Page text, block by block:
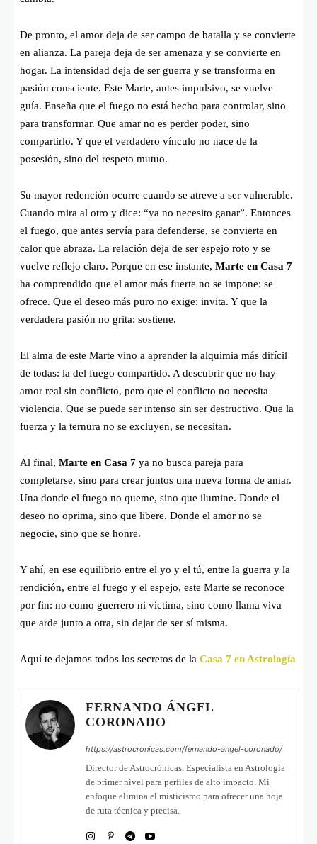
De pronto, el amor deja de ser campo de batalla y se convierte
en alianza. La pareja deja de ser amenaza y se convierte en
hogar. La intensidad deja de ser guerra y se transforma en
pasión consciente. Este Marte, antes impulsivo, se vuelve
guía. Enseña que el fuego no está hecho para controlar, sino
para transformar. Que amar no es perder poder, sino
compartirlo. Y que el verdadero vínculo no nace de la
posesión, sino del respeto mutuo.
Su mayor redención ocurre cuando se atreve a ser vulnerable.
Cuando mira al otro y dice: “ya no necesito ganar”. Entonces
el fuego, que antes servía para defenderse, se convierte en
calor que abraza. La relación deja de ser espejo roto y se
vuelve reflejo claro. Porque en ese instante, Marte en Casa 7
ha comprendido que el amor más fuerte no se impone: se
ofrece. Que el deseo más puro no exige: invita. Y que la
verdadera pasión no grita: sostiene.
El alma de este Marte vino a aprender la alquimia más difícil
de todas: la del fuego compartido. A descubrir que no hay
amor real sin conflicto, pero que el conflicto no necesita
violencia. Que se puede ser intenso sin ser destructivo. Que la
fuerza y la ternura no se excluyen, se necesitan.
Al final, Marte en Casa 7 ya no busca pareja para
completarse, sino para crear juntos una nueva forma de amar.
Una donde el fuego no queme, sino que ilumine. Donde el
deseo no oprima, sino que libere. Donde el amor no se
negocie, sino que se honre.
Y ahí, en ese equilibrio entre el yo y el tú, entre la guerra y la
rendición, entre el fuego y el espejo, este Marte se reconoce
por fin: no como guerrero ni víctima, sino como llama viva
que arde junto a otra, sin dejar de ser sí misma.
Aquí te dejamos todos los secretos de la Casa 7 en Astrología
FERNANDO ÁNGEL
CORONADO
https://astrocronicas.com/fernando-angel-coronado/
Director de Astrocrónicas. Especialista en Astrología
de primer nivel para perfiles de alto impacto. Mi
enfoque elimina el misticismo para ofrecer una hoja
de ruta técnica y precisa.